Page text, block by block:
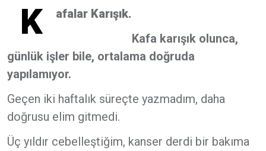
K
afalar Karışık.
Kafa karışık olunca,
günlük işler bile, ortalama doğruda
yapılamıyor.
Geçen iki haftalık süreçte yazmadım, daha
doğrusu elim gitmedi.
Üç yıldır cebelleştiğim, kanser derdi bir bakıma